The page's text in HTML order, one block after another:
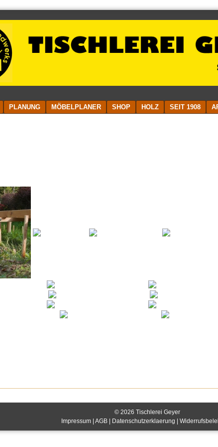
PLANUNG MÖBELPLANER SHOP HOLZ SEIT 1908
© 2026 Tischlerei Geyer
Impressum AGB Datenschutzerklaerung